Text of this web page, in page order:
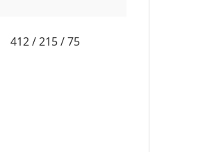
412 / 215 / 75